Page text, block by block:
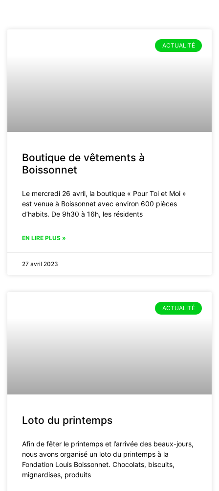
ACTUALITÉ
Boutique de vêtements à
Boissonnet
Le mercredi 26 avril, la boutique « Pour Toi et Moi »
est venue à Boissonnet avec environ 600 pièces
d’habits. De 9h30 à 16h, les résidents
EN LIRE PLUS »
27 avril 2023
ACTUALITÉ
Loto du printemps
Afin de fêter le printemps et l’arrivée des beaux-jours,
nous avons organisé un loto du printemps à la
Fondation Louis Boissonnet. Chocolats, biscuits,
mignardises, produits